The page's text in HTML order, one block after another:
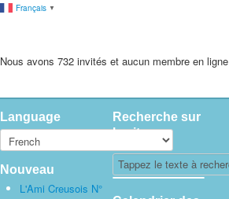
Français ▼
Nous avons 732 invités et aucun membre en ligne
Language
Nouveau
L'Ami Creusois N°
Recherche sur
le site